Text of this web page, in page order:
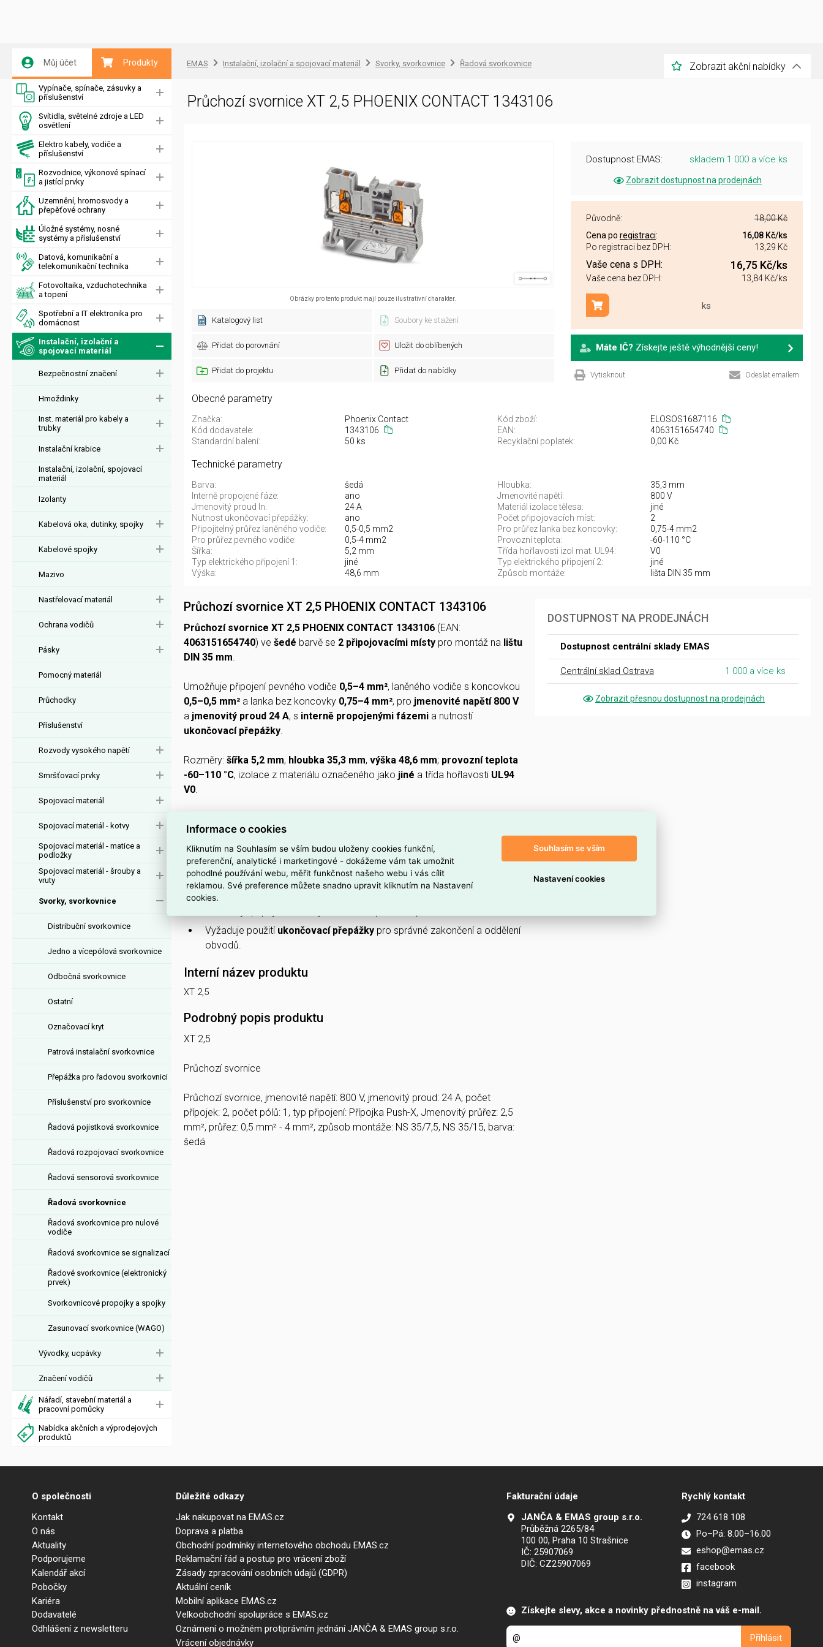
Můj účet Produkty
Vypínače, spínače, zásuvky a
příslušenství
Svítidla, světelné zdroje a LED
osvětlení
Elektro kabely, vodiče a
příslušenství
Rozvodnice, výkonové spínací
a jistící prvky
Uzemnění, hromosvody a
přepěťové ochrany
Úložné systémy, nosné
systémy a příslušenství
Datová, komunikační a
telekomunikační technika
Fotovoltaika, vzduchotechnika
a topení
Spotřební a IT elektronika pro
domácnost
Instalační, izolační a
spojovací materiál
Bezpečnostní značení
Hmoždinky
Inst. materiál pro kabely a
trubky
Instalační krabice
Instalační, izolační, spojovací
materiál
Izolanty
Kabelová oka, dutinky, spojky
Kabelové spojky
Mazivo
Nastřelovací materiál
Ochrana vodičů
Pásky
Pomocný materiál
Průchodky
Příslušenství
Rozvody vysokého napětí
Smršťovací prvky
Spojovací materiál
Spojovací materiál - kotvy
Spojovací materiál - matice a
podložky
Spojovací materiál - šrouby a
vruty
Svorky, svorkovnice
Distribuční svorkovnice
Jedno a vícepólová svorkovnice
Odbočná svorkovnice
Ostatní
Označovací kryt
Patrová instalační svorkovnice
Přepážka pro řadovou svorkovnici
Příslušenství pro svorkovnice
Řadová pojistková svorkovnice
Řadová rozpojovací svorkovnice
Řadová sensorová svorkovnice
Řadová svorkovnice
Řadová svorkovnice pro nulové
vodiče
Řadová svorkovnice se signalizací
Řadové svorkovnice (elektronický
prvek)
Svorkovnicové propojky a spojky
Zasunovací svorkovnice (WAGO)
Vývodky, ucpávky
Značení vodičů
Nářadí, stavební materiál a
pracovní pomůcky
Nabídka akčních a výprodejových
produktů
EMAS Instalační, izolační a spojovací materiál Svorky, svorkovnice Řadová svorkovnice Zobrazit akční nabídky
Průchozí svornice XT 2,5 PHOENIX CONTACT 1343106
Obrázky pro tento produkt mají pouze ilustrativní charakter.
Katalogový list Soubory ke stažení
Přidat do porovnání Uložit do oblíbených
Přidat do projektu Přidat do nabídky
Dostupnost EMAS: skladem 1 000 a více ks
Zobrazit dostupnost na prodejnách
Původně:
18,00 Kč
Cena po registraci: 16,08 Kč/ks
Po registraci bez DPH:
13,29 Kč
Vaše cena s DPH: 16,75 Kč/ks
Vaše cena bez DPH: 13,84 Kč/ks
ks
Přidat do košíku
Máte IČ? Získejte ještě výhodnější ceny!
Vytisknout Odeslat emailem
Obecné parametry
Značka: Phoenix Contact Kód zboží:
ELOSOS1687116
Kód dodavatele:
1343106 EAN:
4063151654740
Standardní balení:
50 ks Recyklační poplatek: 0,00 Kč
Technické parametry
Barva: šedá Hloubka:
35,3 mm
Interně propojené fáze:
ano Jmenovité napětí:
800 V
Jmenovitý proud In:
24 A Materiál izolace tělesa:
jiné
Nutnost ukončovací přepážky:
ano Počet připojovacích míst:
2
Připojitelný průřez laněného vodiče:
0,5-0,5 mm2 Pro průřez lanka bez koncovky:
0,75-4 mm2
Pro průřez pevného vodiče:
0,5-4 mm2 Provozní teplota:
-60-110 °C
Šířka:
5,2 mm Třída hořlavosti izol mat. UL94:
V0
Typ elektrického připojení 1:
jiné Typ elektrického připojení 2:
jiné
Výška:
48,6 mm Způsob montáže: lišta DIN 35 mm
Průchozí svornice XT 2,5 PHOENIX CONTACT 1343106
Průchozí svornice XT 2,5 PHOENIX CONTACT 1343106 (EAN:
4063151654740) ve šedé barvě se 2 připojovacími místy pro montáž na lištu
DIN 35 mm.
Umožňuje připojení pevného vodiče 0,5–4 mm², laněného vodiče s koncovkou
0,5–0,5 mm² a lanka bez koncovky 0,75–4 mm², pro jmenovité napětí 800 V
a jmenovitý proud 24 A, s interně propojenými fázemi a nutností
ukončovací přepážky.
Rozměry: šířka 5,2 mm, hloubka 35,3 mm, výška 48,6 mm; provozní teplota
-60–110 °C, izolace z materiálu označeného jako jiné a třída hořlavosti UL94
V0.
PROČ SI VYBRAT TUTO PRŮCHOZÍ SVORNICI?
rozvaděče.
Poskytuje2 připojovací místapro snadné vedení vodičů.
Je určena pro pevné vodiče v rozsahu průřezů0,5–4 mm².
Vyžaduje použití ukončovací přepážky pro správné zakončení a oddělení
obvodů.
Interní název produktu
XT 2,5
Podrobný popis produktu
XT 2,5
Průchozí svornice
Průchozí svornice, jmenovité napětí: 800 V, jmenovitý proud: 24 A, počet
přípojek: 2, počet pólů: 1, typ připojení: Přípojka Push-X, Jmenovitý průřez: 2,5
mm², průřez: 0,5 mm² - 4 mm², způsob montáže: NS 35/7,5, NS 35/15, barva:
šedá
DOSTUPNOST NA PRODEJNÁCH
Dostupnost centrální sklady EMAS
Centrální sklad Ostrava 1 000 a více ks
Zobrazit přesnou dostupnost na prodejnách
O společnosti
Kontakt
O nás
Aktuality
Podporujeme
Kalendář akcí
Pobočky
Kariéra
Dodavatelé
Odhlášení z newsletteru
Důležité odkazy
Jak nakupovat na EMAS.cz
Doprava a platba
Obchodní podmínky internetového obchodu EMAS.cz
Reklamační řád a postup pro vrácení zboží
Zásady zpracování osobních údajů (GDPR)
Aktuální ceník
Mobilní aplikace EMAS.cz
Velkoobchodní spolupráce s EMAS.cz
Oznámení o možném protiprávním jednání JANČA & EMAS group s.r.o.
Vrácení objednávky
Fakturační údaje
JANČA & EMAS group s.r.o.
Průběžná 2265/84
100 00, Praha 10 Strašnice
IČ: 25907069
DIČ: CZ25907069
Rychlý kontakt
724 618 108
Po–Pá: 8.00–16.00
eshop@emas.cz
facebook
instagram
Získejte slevy, akce a novinky přednostně na váš e-mail.
Informace o cookies
Kliknutím na Souhlasím se vším budou uloženy cookies funkční,
preferenční, analytické i marketingové - dokážeme vám tak umožnit
pohodlné používání webu, měřit funkčnost našeho webu i vás cílit
reklamou. Své preference můžete snadno upravit kliknutím na Nastavení
cookies.
Souhlasím se vším
Nastavení cookies